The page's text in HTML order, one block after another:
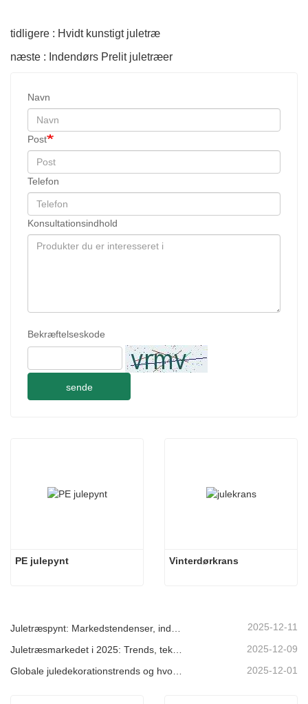
tidligere : Hvidt kunstigt juletræ
næste : Indendørs Prelit juletræer
Navn
Post
Telefon
Konsultationsindhold
Bekræftelseskode
sende
PE julepynt Vinterdørkrans
2025-12-11
2025-12-09
Globale juledekorationstrends og hvorfor Christmas Queen fortsat fører an på markedet 2025-12-01